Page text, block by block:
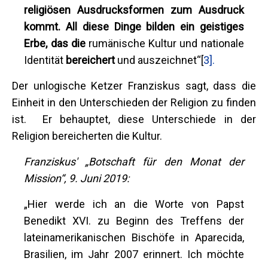
religiösen Ausdrucksformen zum Ausdruck
kommt. All diese Dinge bilden ein geistiges
Erbe, das dierumänische Kultur und nationale
Identität bereichertund auszeichnet“[3].
Der unlogische Ketzer Franziskus sagt, dass die
Einheit in den Unterschieden der Religion zu finden
ist. Er behauptet, diese Unterschiede in der
Religion bereicherten die Kultur.
Franziskus' „Botschaft für den Monat der
Mission“, 9. Juni 2019:
„Hier werde ich an die Worte von Papst
Benedikt XVI. zu Beginn des Treffens der
lateinamerikanischen Bischöfe in Aparecida,
Brasilien, im Jahr 2007 erinnert. Ich möchte